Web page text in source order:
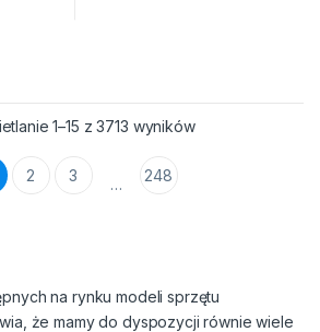
1–15 z 3713 wyników
2 3 … 248
na rynku modeli sprzętu
że mamy do dyspozycji równie wiele